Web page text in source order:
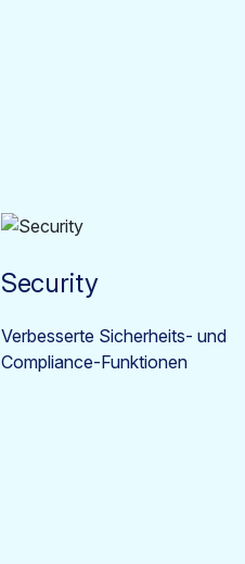
Security
Verbesserte Sicherheits- und
Compliance-Funktionen